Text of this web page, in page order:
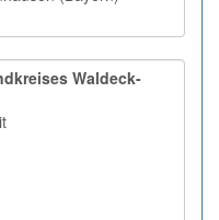
Waldeck-